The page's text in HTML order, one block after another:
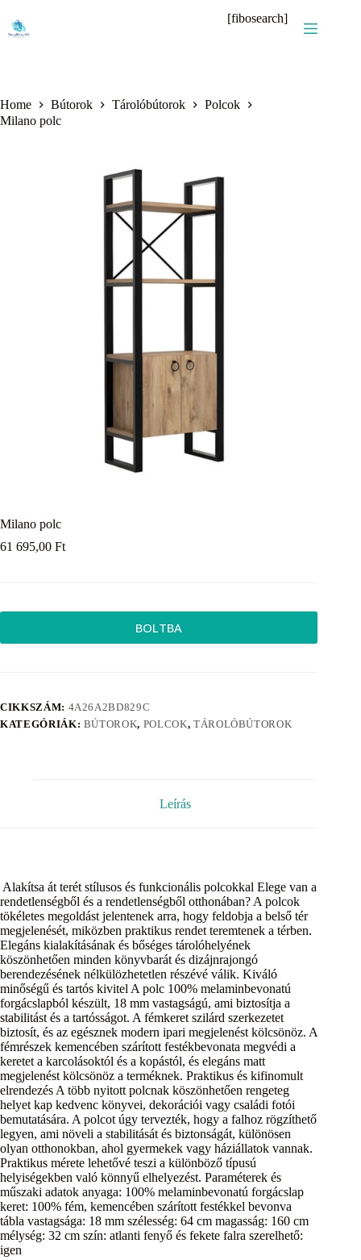
content
[fibosearch]
Home Bútorok Tárolóbútorok
Polcok
Milano polc
Milano polc
61 695,00 Ft
BOLTBA
CIKKSZÁM: 4A26A2BD829C
KATEGÓRIÁK: BÚTOROK, POLCOK, TÁROLÓBÚTOROK
Leírás
Alakítsa át terét stílusos és funkcionális polcokkal Elege van a
rendetlenségből és a rendetlenségből otthonában? A polcok
tökéletes megoldást jelentenek arra, hogy feldobja a belső tér
megjelenését, miközben praktikus rendet teremtenek a térben.
Elegáns kialakításának és bőséges tárolóhelyének
köszönhetően minden könyvbarát és dizájnrajongó
berendezésének nélkülözhetetlen részévé válik. Kiváló
minőségű és tartós kivitel A polc 100% melaminbevonatú
forgácslapból készült, 18 mm vastagságú, ami biztosítja a
stabilitást és a tartósságot. A fémkeret szilárd szerkezetet
biztosít, és az egésznek modern ipari megjelenést kölcsönöz. A
fémrészek kemencében szárított festékbevonata megvédi a
keretet a karcolásoktól és a kopástól, és elegáns matt
megjelenést kölcsönöz a terméknek. Praktikus és kifinomult
elrendezés A több nyitott polcnak köszönhetően rengeteg
helyet kap kedvenc könyvei, dekorációi vagy családi fotói
bemutatására. A polcot úgy tervezték, hogy a falhoz rögzíthető
legyen, ami növeli a stabilitását és biztonságát, különösen
olyan otthonokban, ahol gyermekek vagy háziállatok vannak.
Praktikus mérete lehetővé teszi a különböző típusú
helyiségekben való könnyű elhelyezést. Paraméterek és
műszaki adatok anyaga: 100% melaminbevonatú forgácslap
keret: 100% fém, kemencében szárított festékkel bevonva
tábla vastagsága: 18 mm szélesség: 64 cm magasság: 160 cm
mélység: 32 cm szín: atlanti fenyő és fekete falra szerelhető:
igen